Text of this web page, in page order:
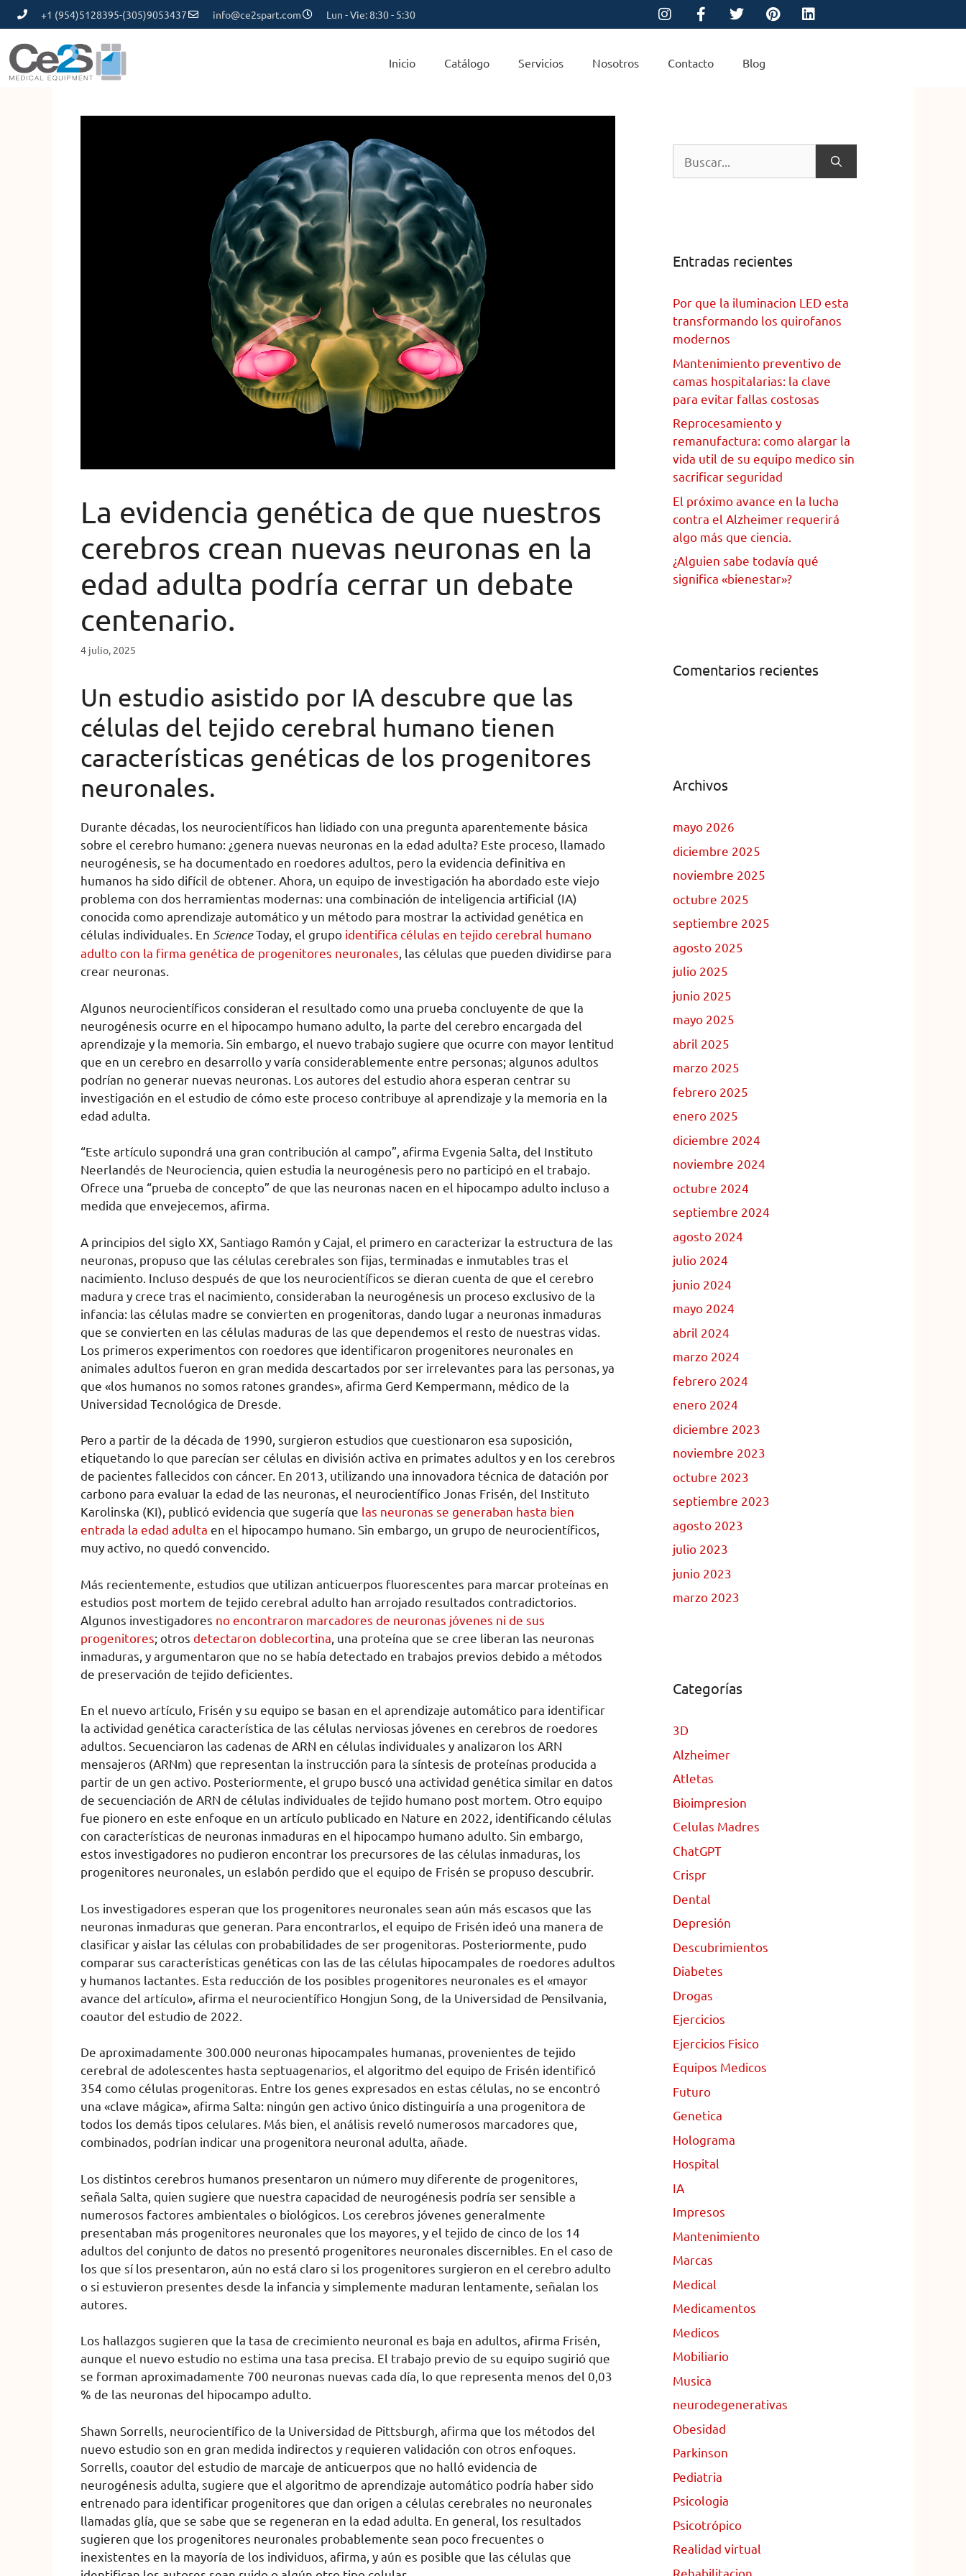
+1 (954)5128395-(305)9053437 info@ce2spart.com Lun - Vie: 8:30 - 5:30
Inicio Catálogo Servicios Nosotros Contacto Blog
La evidencia genética de que nuestros
cerebros crean nuevas neuronas en la
edad adulta podría cerrar un debate
centenario.
4 julio, 2025
Un estudio asistido por IA descubre que las
células del tejido cerebral humano tienen
características genéticas de los progenitores
neuronales.
Durante décadas, los neurocientíficos han lidiado con una pregunta aparentemente básica
sobre el cerebro humano: ¿genera nuevas neuronas en la edad adulta? Este proceso, llamado
neurogénesis, se ha documentado en roedores adultos, pero la evidencia definitiva en
humanos ha sido difícil de obtener. Ahora, un equipo de investigación ha abordado este viejo
problema con dos herramientas modernas: una combinación de inteligencia artificial (IA)
conocida como aprendizaje automático y un método para mostrar la actividad genética en
células individuales. En ScienceToday, el grupo identifica células en tejido cerebral humano
adulto con la firma genética de progenitores neuronales , las células que pueden dividirse para
crear neuronas.
Algunos neurocientíficos consideran el resultado como una prueba concluyente de que la
neurogénesis ocurre en el hipocampo humano adulto, la parte del cerebro encargada del
aprendizaje y la memoria. Sin embargo, el nuevo trabajo sugiere que ocurre con mayor lentitud
que en un cerebro en desarrollo y varía considerablemente entre personas; algunos adultos
podrían no generar nuevas neuronas. Los autores del estudio ahora esperan centrar su
investigación en el estudio de cómo este proceso contribuye al aprendizaje y la memoria en la
edad adulta.
“Este artículo supondrá una gran contribución al campo”, afirma Evgenia Salta, del Instituto
Neerlandés de Neurociencia, quien estudia la neurogénesis pero no participó en el trabajo.
Ofrece una “prueba de concepto” de que las neuronas nacen en el hipocampo adulto incluso a
medida que envejecemos, afirma.
A principios del siglo XX, Santiago Ramón y Cajal, el primero en caracterizar la estructura de las
neuronas, propuso que las células cerebrales son fijas, terminadas e inmutables tras el
nacimiento. Incluso después de que los neurocientíficos se dieran cuenta de que el cerebro
madura y crece tras el nacimiento, consideraban la neurogénesis un proceso exclusivo de la
infancia: las células madre se convierten en progenitoras, dando lugar a neuronas inmaduras
que se convierten en las células maduras de las que dependemos el resto de nuestras vidas.
Los primeros experimentos con roedores que identificaron progenitores neuronales en
animales adultos fueron en gran medida descartados por ser irrelevantes para las personas, ya
que «los humanos no somos ratones grandes», afirma Gerd Kempermann, médico de la
Universidad Tecnológica de Dresde.
Pero a partir de la década de 1990, surgieron estudios que cuestionaron esa suposición,
etiquetando lo que parecían ser células en división activa en primates adultos y en los cerebros
de pacientes fallecidos con cáncer. En 2013, utilizando una innovadora técnica de datación por
carbono para evaluar la edad de las neuronas, el neurocientífico Jonas Frisén, del Instituto
Karolinska (KI), publicó evidencia que sugería que las neuronas se generaban hasta bien
entrada la edad adulta en el hipocampo humano. Sin embargo, un grupo de neurocientíficos,
muy activo, no quedó convencido.
Más recientemente, estudios que utilizan anticuerpos fluorescentes para marcar proteínas en
estudios post mortem de tejido cerebral adulto han arrojado resultados contradictorios.
Algunos investigadores no encontraron marcadores de neuronas jóvenes ni de sus
progenitores; otros detectaron doblecortina , una proteína que se cree liberan las neuronas
inmaduras, y argumentaron que no se había detectado en trabajos previos debido a métodos
de preservación de tejido deficientes.
En el nuevo artículo, Frisén y su equipo se basan en el aprendizaje automático para identificar
la actividad genética característica de las células nerviosas jóvenes en cerebros de roedores
adultos. Secuenciaron las cadenas de ARN en células individuales y analizaron los ARN
mensajeros (ARNm) que representan la instrucción para la síntesis de proteínas producida a
partir de un gen activo. Posteriormente, el grupo buscó una actividad genética similar en datos
de secuenciación de ARN de células individuales de tejido humano post mortem. Otro equipo
fue pionero en este enfoque en un artículo publicado en Nature en 2022, identificando células
con características de neuronas inmaduras en el hipocampo humano adulto. Sin embargo,
estos investigadores no pudieron encontrar los precursores de las células inmaduras, los
progenitores neuronales, un eslabón perdido que el equipo de Frisén se propuso descubrir.
Los investigadores esperan que los progenitores neuronales sean aún más escasos que las
neuronas inmaduras que generan. Para encontrarlos, el equipo de Frisén ideó una manera de
clasificar y aislar las células con probabilidades de ser progenitoras. Posteriormente, pudo
comparar sus características genéticas con las de las células hipocampales de roedores adultos
y humanos lactantes. Esta reducción de los posibles progenitores neuronales es el «mayor
avance del artículo», afirma el neurocientífico Hongjun Song, de la Universidad de Pensilvania,
coautor del estudio de 2022.
De aproximadamente 300.000 neuronas hipocampales humanas, provenientes de tejido
cerebral de adolescentes hasta septuagenarios, el algoritmo del equipo de Frisén identificó
354 como células progenitoras. Entre los genes expresados ​​en estas células, no se encontró
una «clave mágica», afirma Salta: ningún gen activo único distinguiría a una progenitora de
todos los demás tipos celulares. Más bien, el análisis reveló numerosos marcadores que,
combinados, podrían indicar una progenitora neuronal adulta, añade.
Los distintos cerebros humanos presentaron un número muy diferente de progenitores,
señala Salta, quien sugiere que nuestra capacidad de neurogénesis podría ser sensible a
numerosos factores ambientales o biológicos. Los cerebros jóvenes generalmente
presentaban más progenitores neuronales que los mayores, y el tejido de cinco de los 14
adultos del conjunto de datos no presentó progenitores neuronales discernibles. En el caso de
los que sí los presentaron, aún no está claro si los progenitores surgieron en el cerebro adulto
o si estuvieron presentes desde la infancia y simplemente maduran lentamente, señalan los
autores.
Los hallazgos sugieren que la tasa de crecimiento neuronal es baja en adultos, afirma Frisén,
aunque el nuevo estudio no estima una tasa precisa. El trabajo previo de su equipo sugirió que
se forman aproximadamente 700 neuronas nuevas cada día, lo que representa menos del 0,03
% de las neuronas del hipocampo adulto.
Shawn Sorrells, neurocientífico de la Universidad de Pittsburgh, afirma que los métodos del
nuevo estudio son en gran medida indirectos y requieren validación con otros enfoques.
Sorrells, coautor del estudio de marcaje de anticuerpos que no halló evidencia de
neurogénesis adulta, sugiere que el algoritmo de aprendizaje automático podría haber sido
entrenado para identificar progenitores que dan origen a células cerebrales no neuronales
llamadas glía, que se sabe que se regeneran en la edad adulta. En general, los resultados
sugieren que los progenitores neuronales probablemente sean poco frecuentes o
inexistentes en la mayoría de los individuos, afirma, y ​​aún es posible que las células que
Entradas recientes
Por que la iluminacion LED esta
transformando los quirofanos
modernos
Mantenimiento preventivo de
camas hospitalarias: la clave
para evitar fallas costosas
Reprocesamiento y
remanufactura: como alargar la
vida util de su equipo medico sin
sacrificar seguridad
El próximo avance en la lucha
contra el Alzheimer requerirá
algo más que ciencia.
¿Alguien sabe todavía qué
significa «bienestar»?
Comentarios recientes
Archivos
mayo 2026
diciembre 2025
noviembre 2025
octubre 2025
septiembre 2025
agosto 2025
julio 2025
junio 2025
mayo 2025
abril 2025
marzo 2025
febrero 2025
enero 2025
diciembre 2024
noviembre 2024
octubre 2024
septiembre 2024
agosto 2024
julio 2024
junio 2024
mayo 2024
abril 2024
marzo 2024
febrero 2024
enero 2024
diciembre 2023
noviembre 2023
octubre 2023
septiembre 2023
agosto 2023
julio 2023
junio 2023
marzo 2023
Categorías
3D
Alzheimer
Atletas
Bioimpresion
Celulas Madres
ChatGPT
Crispr
Dental
Depresión
Descubrimientos
Diabetes
Drogas
Ejercicios
Ejercicios Fisico
Equipos Medicos
Futuro
Genetica
Holograma
Hospital
IA
Impresos
Mantenimiento
Marcas
Medical
Medicamentos
Medicos
Mobiliario
Musica
neurodegenerativas
Obesidad
Parkinson
Pediatria
Psicologia
Psicotrópico
Realidad virtual
Rehabilitacion